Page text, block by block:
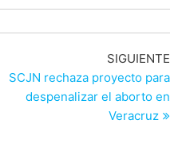
SIGUIENTE
SCJN rechaza proyecto para
despenalizar el aborto en
Veracruz